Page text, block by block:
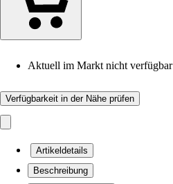
Aktuell im Markt nicht verfügbar
Verfügbarkeit in der Nähe prüfen
Artikeldetails
Beschreibung